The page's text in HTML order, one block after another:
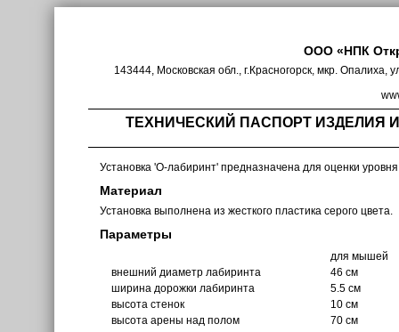
ООО «НПК
143444, Московская обл., г.Красногорск, мкр. Опалиха,
ТЕХНИЧЕСКИЙ ПАСПОРТ ИЗДЕЛИЯ
Установка 'О-лабиринт' предназначена для оценки
Материал
Установка выполнена из жесткого пластика серого цвета.
Параметры
для мышей
внешний диаметр лабиринта
46 см
ширина дорожки лабиринта
5.5 см
высота стенок
10 см
высота арены над полом
70 см